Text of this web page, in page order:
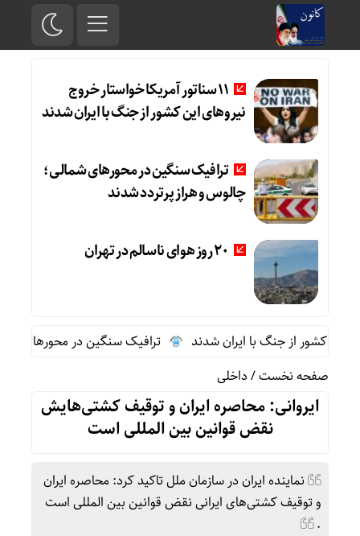
11 سناتور آمریکا خواستار خروج
نیروهای این کشور از جنگ با ایران شدند
ترافیک سنگین در محورهای شمالی؛
چالوس و هراز پرتردد شدند
20 روز هوای ناسالم در تهران
ترافیک سنگین در محورهای شمالی؛
صفحه نخست/داخلی
ایروانی: محاصره ایران و توقیف کشتی‌هایش
نقض قوانین بین المللی است
نماینده ایران در سازمان ملل تاکید کرد: محاصره ایران
و توقیف کشتی‌های ایرانی نقض قوانین بین المللی است
.